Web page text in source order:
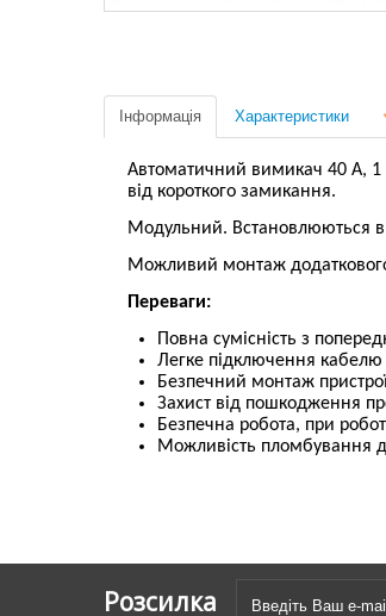
Інформація Характеристики
Автоматичний вимикач 40 А, 1
від короткого замикання.
Модульний. Встановлюються
Можливий монтаж
Переваги:
Повна сумісність з
Легке підключення
Безпечний монтаж
Захист від пошкодження
Безпечна робота, при
Можливість пломбування
Розсилка